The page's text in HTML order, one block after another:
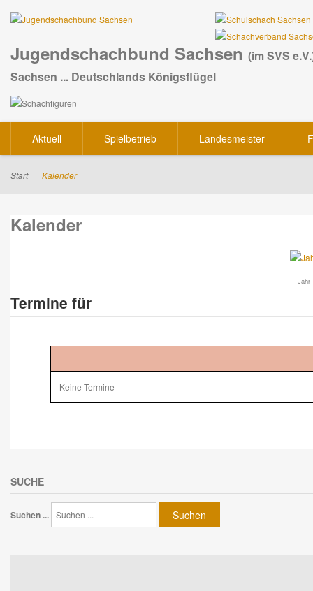
Jugendschachbund Sachsen (im SVS
Sachsen ... Deutschlands Königsflügel
Aktuell Spielbetrieb Landesmeister
Start Kalender
Kalender
Jahr
Termine für
Keine Termine
SUCHE
Suchen ... Suchen